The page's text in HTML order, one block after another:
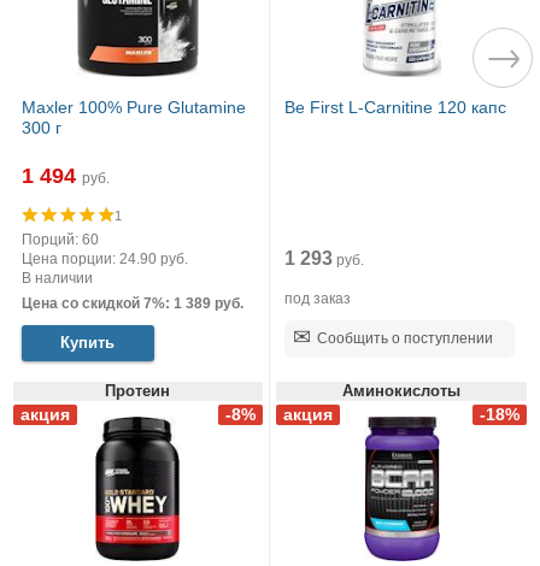
Maxler 100% Pure Glutamine
300 г
1 494 руб.
1
Порций: 60
Цена порции: 24.90 руб.
В наличии
Цена со скидкой 7%: 1 389 руб.
Купить
Be First L-Carnitine 120 капс
1 293 руб.
под заказ
Сообщить о поступлении
Протеин Аминокислоты